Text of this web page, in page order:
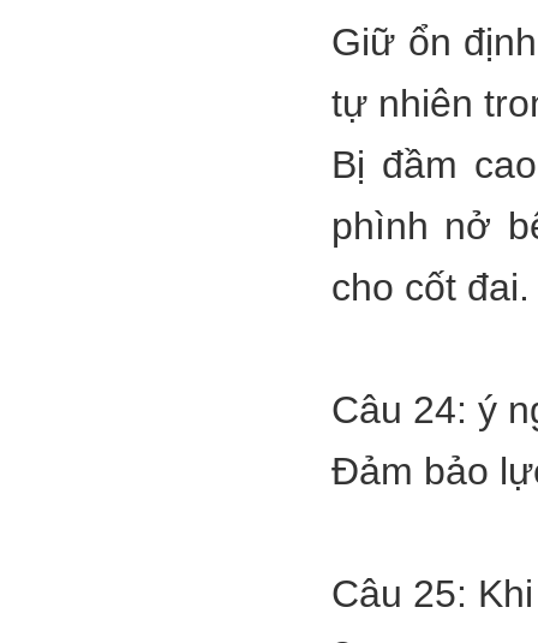
Giữ ổn
tự nhiên
Bị đầm
phình nở
cho cốt đai.
Câu 24: ý
Đảm bảo
Câu 25: